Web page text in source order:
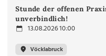
Stunde der offenen
unverbindlich!
13.08.2026 10:00
Vöcklabruck